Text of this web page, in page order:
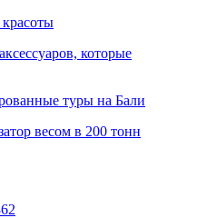
которые
туры на Бали
весом в 200 тонн